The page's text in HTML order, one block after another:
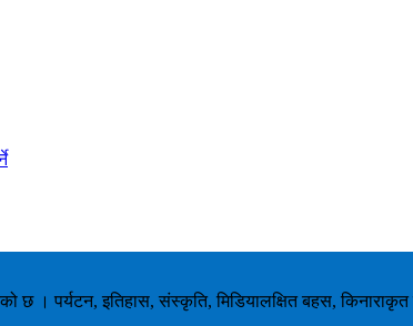
छ । पर्यटन, इतिहास, संस्कृति, मिडियालक्षित बहस,